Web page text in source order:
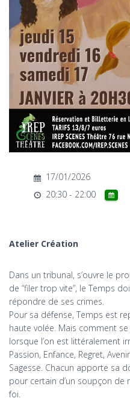
17/01/2026
20:30 - 22:00
Atelier Création
Dans un tribunal, s’ouvre le
de “filer trop vite”, le Temps
répondre de ses crimes.
Pour sa défense, Temps est
haute volée. Mais comment
lorsque l’on est littéralement
Passion, Enfance, Regret,
Sagesse. Chacun apporte sa
pour certain d’un soupçon de
foi.